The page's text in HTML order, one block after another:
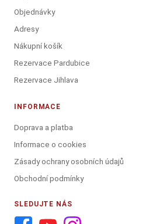
Objednávky
Adresy
Nákupní košík
Rezervace Pardubice
Rezervace Jihlava
INFORMACE
Doprava a platba
Informace o cookies
Zásady ochrany osobních údajů
Obchodní podmínky
SLEDUJTE NÁS